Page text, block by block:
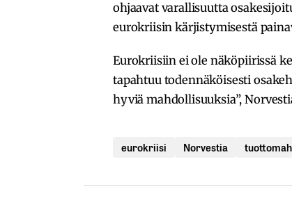
ohjaavat varallisuutta
eurokriisin kärjistymisestä
Eurokriisiin ei ole näköpiirissä
tapahtuu todennäköisesti
hyviä mahdollisuuksia”,
eurokriisi Norvestia